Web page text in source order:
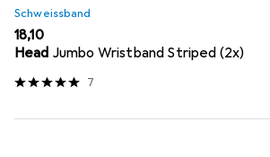
Schweissband
EUR
18,10
Head Jumbo Wristband Striped (2x)
7